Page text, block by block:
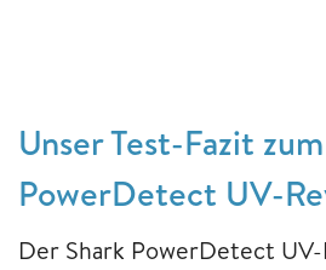
Unser Test-Fazit zum
PowerDetect UV-
Der Shark PowerDetect